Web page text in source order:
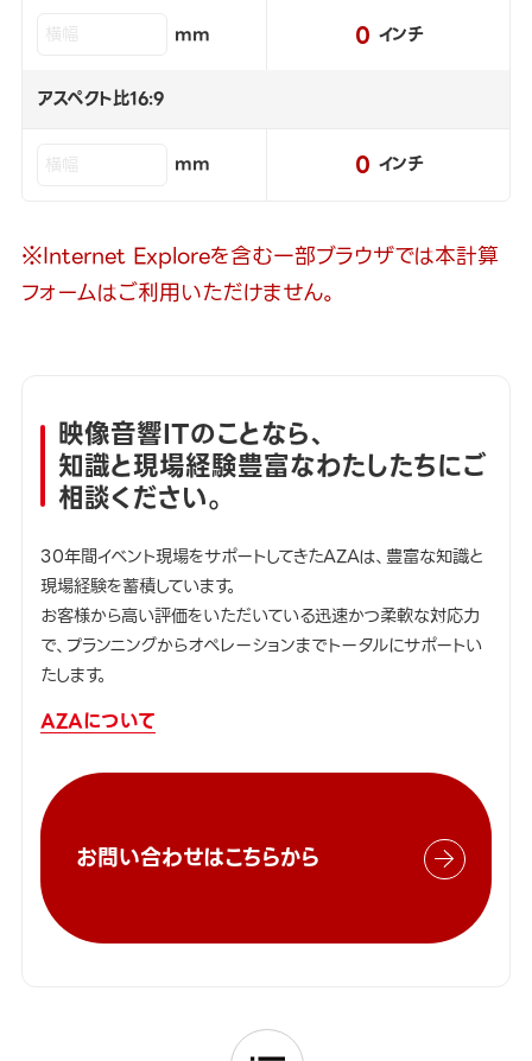
mm 0 インチ
アスペクト比16:9
mm 0 インチ
※Internet Exploreを含む一部ブラウザでは本計算
フォームはご利用いただけません。
映像音響ITのことなら、
知識と現場経験豊富なわたしたちにご
相談ください。
30年間イベント現場をサポートしてきたAZAは、豊富な知識と
現場経験を蓄積しています。
お客様から高い評価をいただいている迅速かつ柔軟な対応力
で、プランニングからオペレーションまでトータルにサポートい
たします。
AZAについて
お問い合わせはこちらから